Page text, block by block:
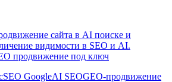
сайта в AI поиске и
видимости в SEO и AI.
продвижение под ключ
SEO GoogleAI SEOGEO-продвижение